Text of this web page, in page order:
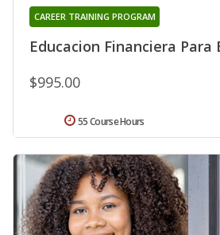
Educacion Financiera Para
CAREER TRAINING PROGRAM
$995.00
55 Course Hours